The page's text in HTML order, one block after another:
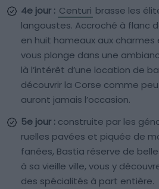
4e jour : Centuri brasse les
langoustes. Accroché à flanc
en huit hameaux aux
vous plonge dans une
là l’intérêt d’une location de
découvrir la Corse comme
auront jamais l’occasion.
5e jour : construite par les
ruelles pavées et piquée de
fanées, Bastia réserve de
à sa vieille ville, vous y
des spécialités à part entière.